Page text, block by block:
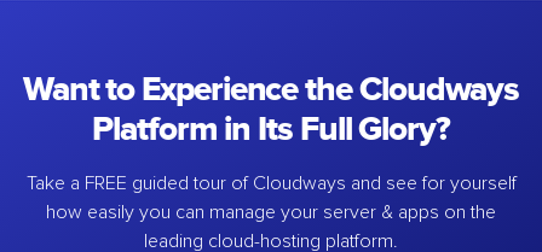
Want to Experience the Cloudways
Platform in Its Full Glory?
Take a FREE guided tour of Cloudways and see for yourself
how easily you can manage your server & apps on the
leading cloud-hosting platform.